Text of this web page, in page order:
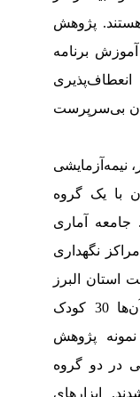
پژوهش
برنامه
بی‌سرپرست
با یک گروه
آماری
نگهداری
البرز
در سال 1403 بود که از بین آن‌ها 30 کودک
پژوهش
دو گروه
ابزارهای